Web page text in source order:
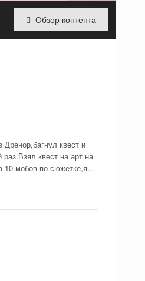
Обзор контента
квест и
квест на арт на
10 мобов по сюжетке,я...